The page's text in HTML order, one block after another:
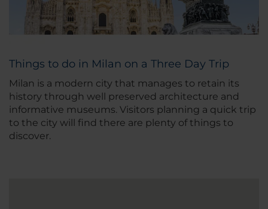
Things to do in Milan on a Three Day Trip
Milan is a modern city that manages to retain its
history through well preserved architecture and
informative museums. Visitors planning a quick trip
to the city will find there are plenty of things to
discover.